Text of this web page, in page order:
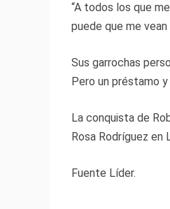
“A todos los que
puede que me
Sus garrochas
Pero un préstamo
La conquista de
Rosa Rodríguez en
Fuente Líder.